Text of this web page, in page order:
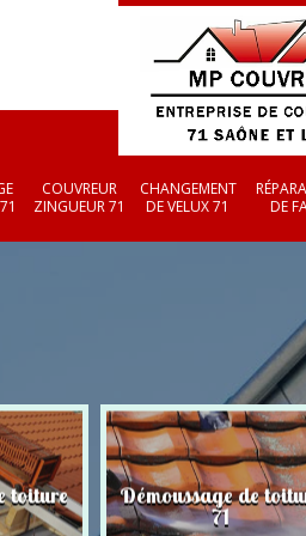
COUVREUR
ZINGUEUR 71
CHANGEMENT
DE VELUX 71
DE
toiture Démoussage de
71